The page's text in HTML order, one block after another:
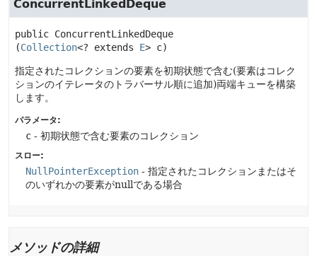
ConcurrentLinkedDeque
public ConcurrentLinkedDeque
(Collection<? extends E> c)
指定されたコレクションの要素を初期状態で含む(要素はコレク
ションのイテレータのトラバーサル順に追加)両端キューを構築
します。
パラメータ:
c - 初期状態で含む要素のコレクション
スロー:
NullPointerException - 指定されたコレクションまたはそ
のいずれかの要素がnullである場合
メソッドの詳細